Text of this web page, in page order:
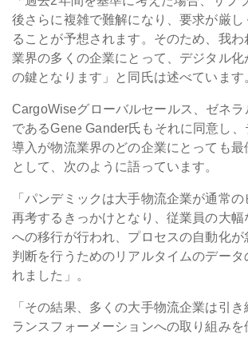
後さらに複雑で難解になり、要求が厳し
ることが予想されます。そのため、我
業界の多くの企業にとって、デジタル
の鍵となります」と同氏は述べています
CargoWiseグローバルセールス、ゼネラ
であるGene Gander氏もそれに同意し
導入が物流業界のどの企業にとっても最
として、次のように語っています。
「パンデミックは大手物流企業が通常
再考するきっかけとなり、従業員の大幅
への移行が行われ、プロセスの自動化が
判断を行うためのリアルタイムのデータ
れました」。
「その結果、多くの大手物流企業は引き
ランスフォーメーションへの取り組みを